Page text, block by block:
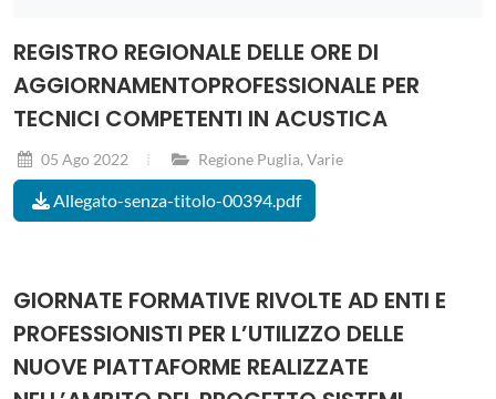
REGISTRO REGIONALE DELLE ORE DI
AGGIORNAMENTOPROFESSIONALE PER
TECNICI COMPETENTI IN ACUSTICA
05 Ago 2022 Regione Puglia, Varie
Allegato-senza-titolo-00394.pdf
GIORNATE FORMATIVE RIVOLTE AD ENTI E
PROFESSIONISTI PER L’UTILIZZO DELLE
NUOVE PIATTAFORME REALIZZATE